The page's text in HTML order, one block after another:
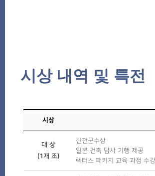
시상 내역 및 특전
시상
대 상
(1개 조)
진천군수상
일본 건축 답사 기행 제공
렉터스 패키지 교육 과정 수